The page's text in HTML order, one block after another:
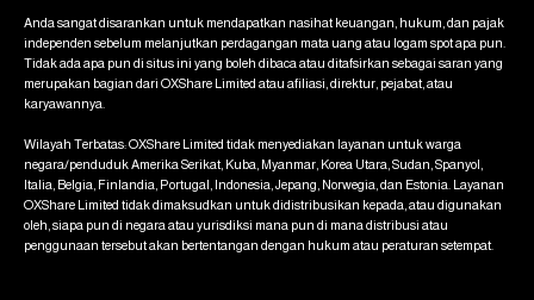
Anda sangat disarankan untuk mendapatkan nasihat keuangan, hukum, dan pajak
independen sebelum melanjutkan perdagangan mata uang atau logam spot apa pun.
Tidak ada apa pun di situs ini yang boleh dibaca atau ditafsirkan sebagai saran yang
merupakan bagian dari OXShare Limited atau afiliasi, direktur, pejabat, atau
karyawannya.
Wilayah Terbatas: OXShare Limited tidak menyediakan layanan untuk warga
negara/penduduk Amerika Serikat, Kuba, Myanmar, Korea Utara, Sudan, Spanyol,
Italia, Belgia, Finlandia, Portugal, Indonesia, Jepang, Norwegia, dan Estonia. Layanan
OXShare Limited tidak dimaksudkan untuk didistribusikan kepada, atau digunakan
oleh, siapa pun di negara atau yurisdiksi mana pun di mana distribusi atau
penggunaan tersebut akan bertentangan dengan hukum atau peraturan setempat.